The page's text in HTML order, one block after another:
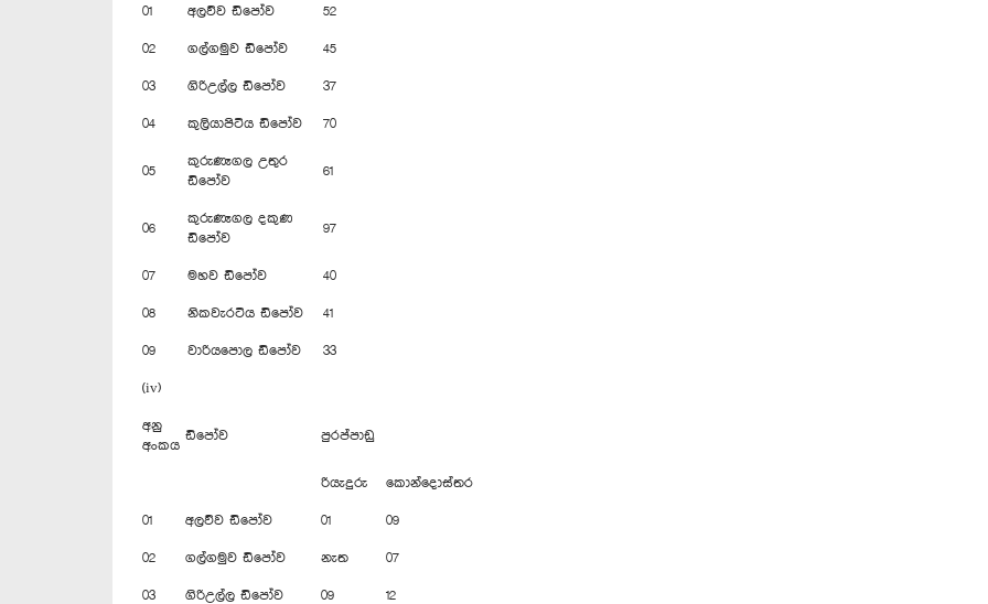
01 අලව්ව ඩිපෝව 52
02 ගල්ගමුව ඩිපෝව 45
03 ගිරිඋල්ල ඩිපෝව 37
04 කුලියාපිටිය ඩිපෝව 70
05
කුරුණෑගල උතුර
‍ඩිපෝව
61
06
කුරුණෑගල දකුණ
ඩිපෝව
97
07 මහව ඩිපෝව 40
08 නිකවැරටිය ඩිපෝව 41
09 වාරියපොල ඩිපෝව 33
(iv)
අනු
අංකය
ඩිපෝව පුරප්පාඩු
රියැදුරු කොන්දොස්තර
01 අලව්ව ඩිපෝව 01 09
02 ගල්ගමුව ඩිපෝව නැත 07
03 ගිරිඋල්ල ඩිපෝව 09 12